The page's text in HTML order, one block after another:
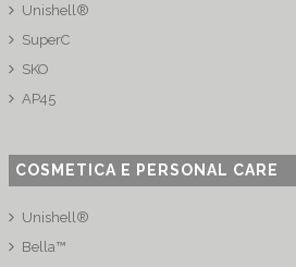
Unishell®
SuperC
SKO
AP45
COSMETICA E PERSONAL CARE
Unishell®
Bella™